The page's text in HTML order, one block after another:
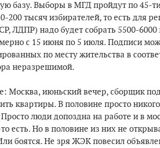
базу. Выборы в МГД пройдут по 45-
200 тысяч избирателей, то есть для
ЛДПР) надо будет собрать 5500-6000
с 15 июня по 5 июля. Подписи
по месту жительства в
неразрешимой.
Москва, июньский вечер, сборщик
квартиры. В половине просто
люди допоздна на работе и в
есть. Но в половине из них не
боятся. Не зря ЖЭК повесил